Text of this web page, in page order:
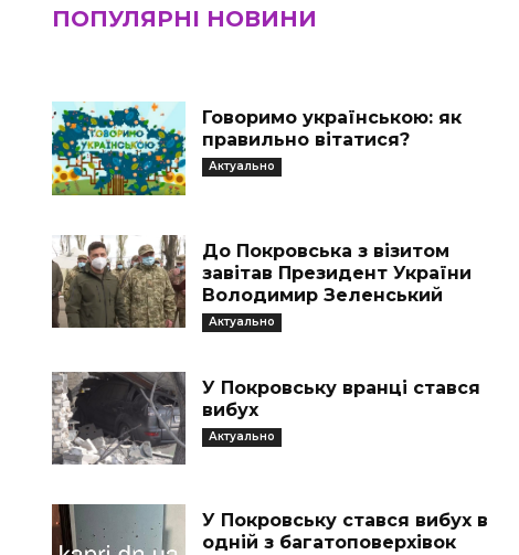
ПОПУЛЯРНІ НОВИНИ
Говоримо українською: як
правильно вітатися?
Актуально
До Покровська з візитом
завітав Президент України
Володимир Зеленський
Актуально
У Покровську вранці стався
вибух
Актуально
У Покровську стався вибух в
одній з багатоповерхівок